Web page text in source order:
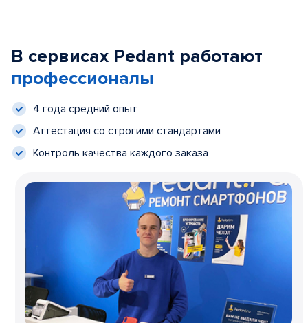
В сервисах Pedant работают
профессионалы
4 года средний опыт
Аттестация со строгими стандартами
Контроль качества каждого заказа